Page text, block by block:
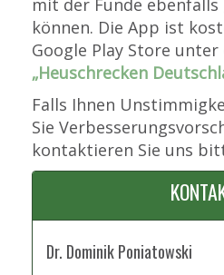
mit der Funde
können. Die App ist
Google Play Store unter
„Heuschrecken
Falls Ihnen
Sie
kontaktieren Sie uns
Dr. Dominik Poniatowski